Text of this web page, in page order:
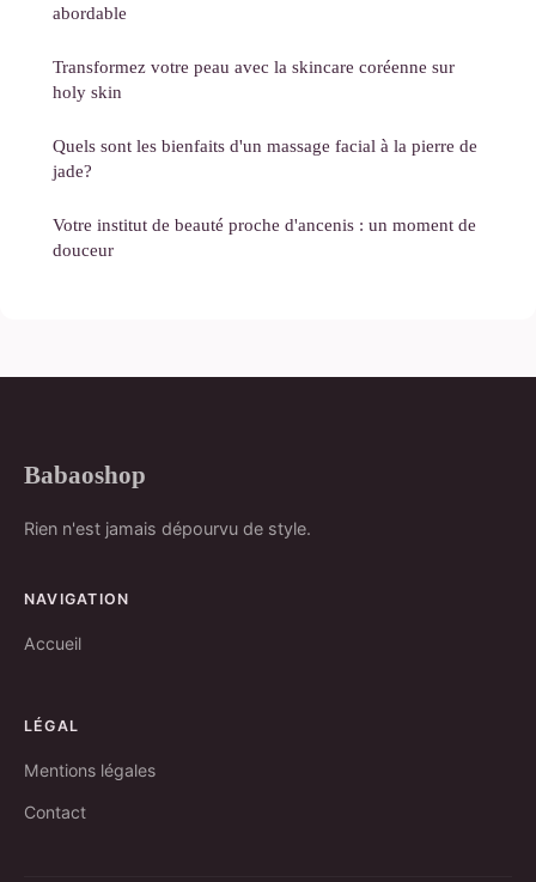
abordable
Transformez votre peau avec la skincare coréenne sur
holy skin
Quels sont les bienfaits d'un massage facial à la pierre de
jade?
Votre institut de beauté proche d'ancenis : un moment de
douceur
Babaoshop
Rien n'est jamais dépourvu de style.
NAVIGATION
Accueil
LÉGAL
Mentions légales
Contact